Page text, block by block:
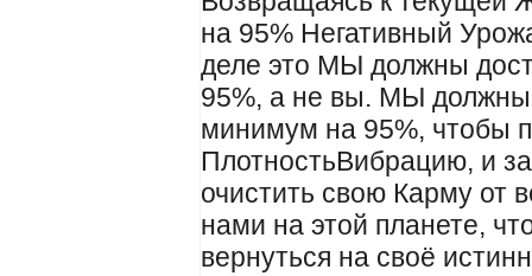
на 95% Негативный
деле это МЫ должны
95%, а не вы. МЫ должны
минимум на 95%, чтобы
ПлотностьВибрацию, и
очистить свою Карму от
нами на этой планете,
вернуться на своё